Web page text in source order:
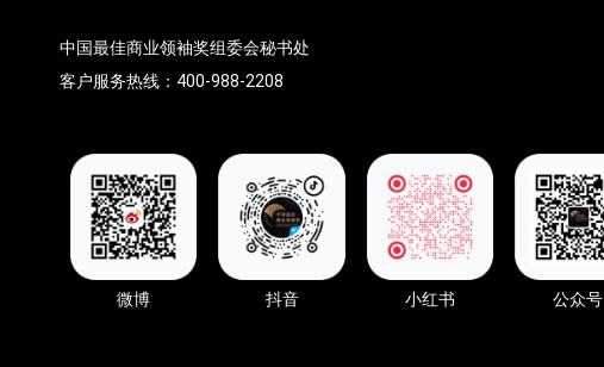
中国最佳商业领袖奖组委会秘书处
客户服务热线：400-988-2208
微博 抖音 小红书 公众号